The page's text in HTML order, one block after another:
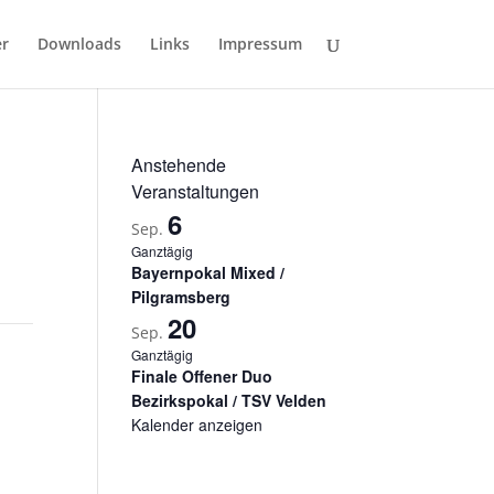
Downloads Links Impressum
Anstehende
Veranstaltungen
Sep.6
Ganztägig
Bayernpokal Mixed /
Pilgramsberg
Sep.20
Ganztägig
Finale Offener Duo
Bezirkspokal / TSV Velden
Kalender anzeigen